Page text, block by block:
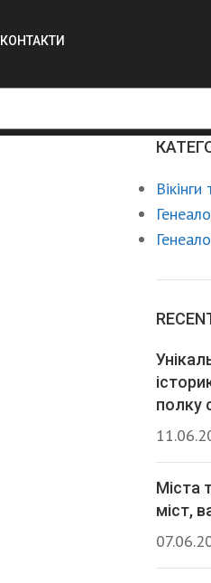
КОНТАКТИ
полку
Міста
міст,